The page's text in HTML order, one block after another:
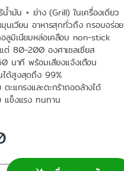
ำมัน + ย่าง (Grill) ในเครื่องเดียว
มุนเวียน อาหารสุกทั่วถึง กรอบอร่อย
อลูมิเนียมหล่อเคลือบ non-stick
80-200 องศาเซลเซียส
นาที พร้อมเสียงแจ้งเตือน
ได้สูงสุดถึง 99%
ตะแกรงและตะกร้าถอดล้างได้
ข็งแรง ทนทาน